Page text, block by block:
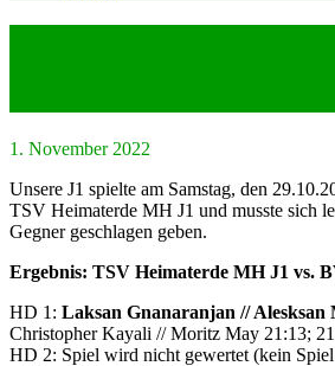
1. November 2022
Unsere J1 spielte am Samstag, den
TSV Heimaterde MH J1 und musste sich
Gegner geschlagen geben.
Ergebnis: TSV Heimaterde MH J1 vs.
HD 1: Laksan Gnanaranjan // Alesksan
Christopher Kayali // Moritz May 21:13;
HD 2: Spiel wird nicht gewertet (kein